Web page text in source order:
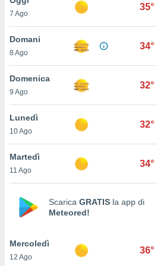
è
al sito
di
ci
di
il
un
la
nella
7 Ago
35°
Domani
8 Ago
34°
Domenica
9 Ago
32°
Lunedì
10 Ago
32°
Martedì
11 Ago
34°
Scarica GRATIS la app di
Meteored!
Mercoledì
12 Ago
36°